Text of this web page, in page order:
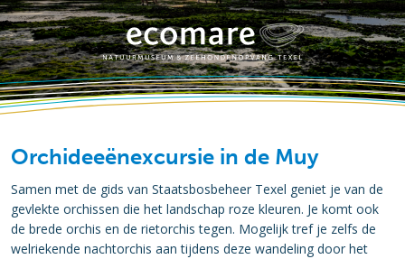
Orchideeënexcursie in de Muy
Samen met de gids van Staatsbosbeheer Texel geniet je van de
gevlekte orchissen die het landschap roze kleuren. Je komt ook
de brede orchis en de rietorchis tegen. Mogelijk tref je zelfs de
welriekende nachtorchis aan tijdens deze wandeling door het